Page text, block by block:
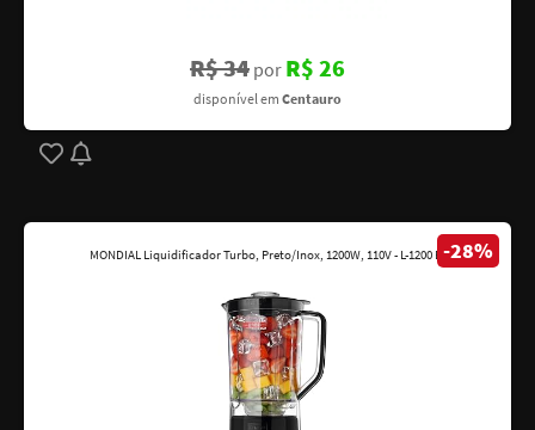
R$ 34 por R$ 26
disponível em Centauro
MONDIAL Liquidificador Turbo, Preto/Inox, 1200W, 110V - L-1200 BI-28%